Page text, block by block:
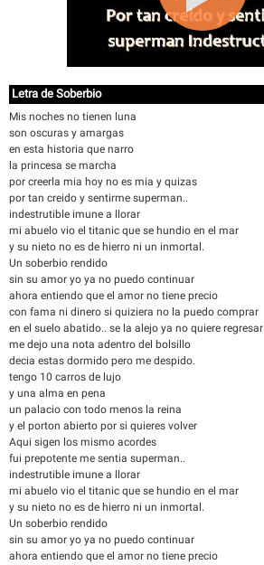
Letra de Soberbio
Mis noches no tienen luna
son oscuras y amargas
en esta historia que narro
la princesa se marcha
por creerla mia hoy no es mia y quizas
por tan creido y sentirme superman..
indestrutible imune a llorar
mi abuelo vio el titanic que se hundio en el mar
y su nieto no es de hierro ni un inmortal.
Un soberbio rendido
sin su amor yo ya no puedo continuar
ahora entiendo que el amor no tiene precio
con fama ni dinero si quiziera no la puedo comprar
en el suelo abatido.. se la alejo ya no quiere regresar
me dejo una nota adentro del bolsillo
decia estas dormido pero me despido.
tengo 10 carros de lujo
y una alma en pena
un palacio con todo menos la reina
y el porton abierto por si quieres volver
Aqui sigen los mismo acordes
fui prepotente me sentia superman..
indestrutible imune a llorar
mi abuelo vio el titanic que se hundio en el mar
y su nieto no es de hierro ni un inmortal.
Un soberbio rendido
sin su amor yo ya no puedo continuar
ahora entiendo que el amor no tiene precio